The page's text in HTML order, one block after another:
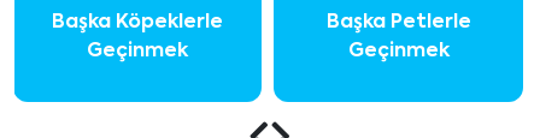
Başka Köpeklerle
Geçinmek
Başka Petlerle
Geçinmek